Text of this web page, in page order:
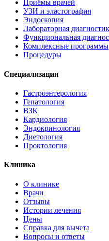
Приёмы врачей
УЗИ и эластография
Эндоскопия
Лабораторная
Функциональная
Комплексные программы
Процедуры
Специализации
Гастроэнтерология
Гепатология
ВЗК
Кардиология
Эндокринология
Диетология
Проктология
Клиника
О клинике
Врачи
Отзывы
Истории лечения
Цены
Справка для вычета
Вопросы и ответы